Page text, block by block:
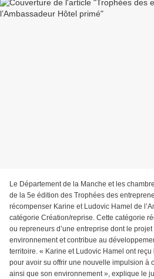
Le Département de la Manche et les
de la 5e édition des Trophées des
récompenser Karine et Ludovic Hamel de
catégorie Création/reprise. Cette catégorie
ou repreneurs d’une entreprise dont le projet
environnement et contribue au
territoire. « Karine et Ludovic Hamel ont
pour avoir su offrir une nouvelle impulsion à
ainsi que son environnement », explique le